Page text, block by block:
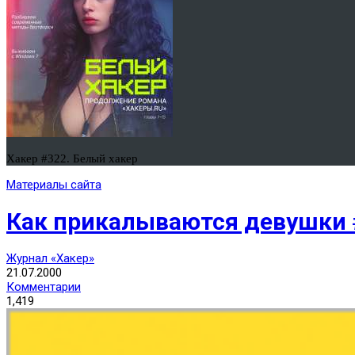
Хакер #322. Белый хакер
Материалы сайта
Как прикалываются девушки
Журнал «Хакер»
21.07.2000
Комментарии
1,419